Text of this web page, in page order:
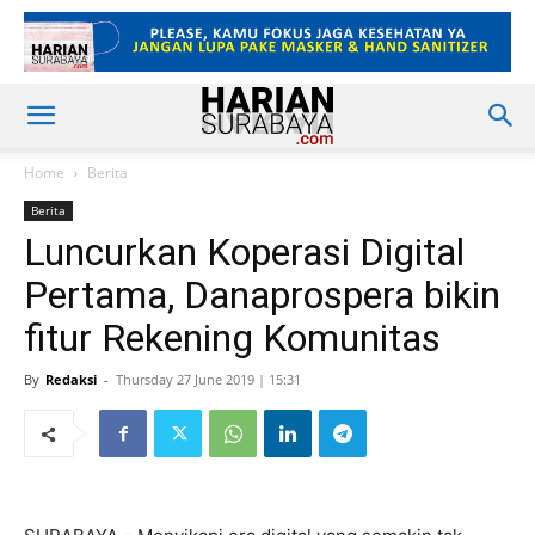
Home Berita
Berita
Luncurkan Koperasi Digital
Pertama, Danaprospera bikin
fitur Rekening Komunitas
By Redaksi - Thursday 27 June 2019 | 15:31